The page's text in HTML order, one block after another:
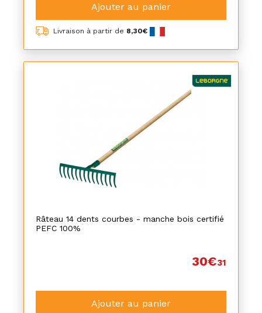
Ajouter au panier
Livraison à partir de 8,30€
Râteau 14 dents courbes - manche bois certifié
PEFC 100%
30€31
Ajouter au panier